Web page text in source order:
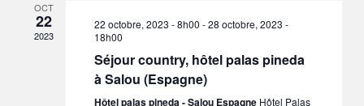
OCT
22
2023
22 octobre, 2023 - 8h00 -28 octobre, 2023 -
18h00
Séjour country, hôtel palas pineda
à Salou (Espagne)
Hôtel palas pineda - Salou Espagne Hôtel Palas